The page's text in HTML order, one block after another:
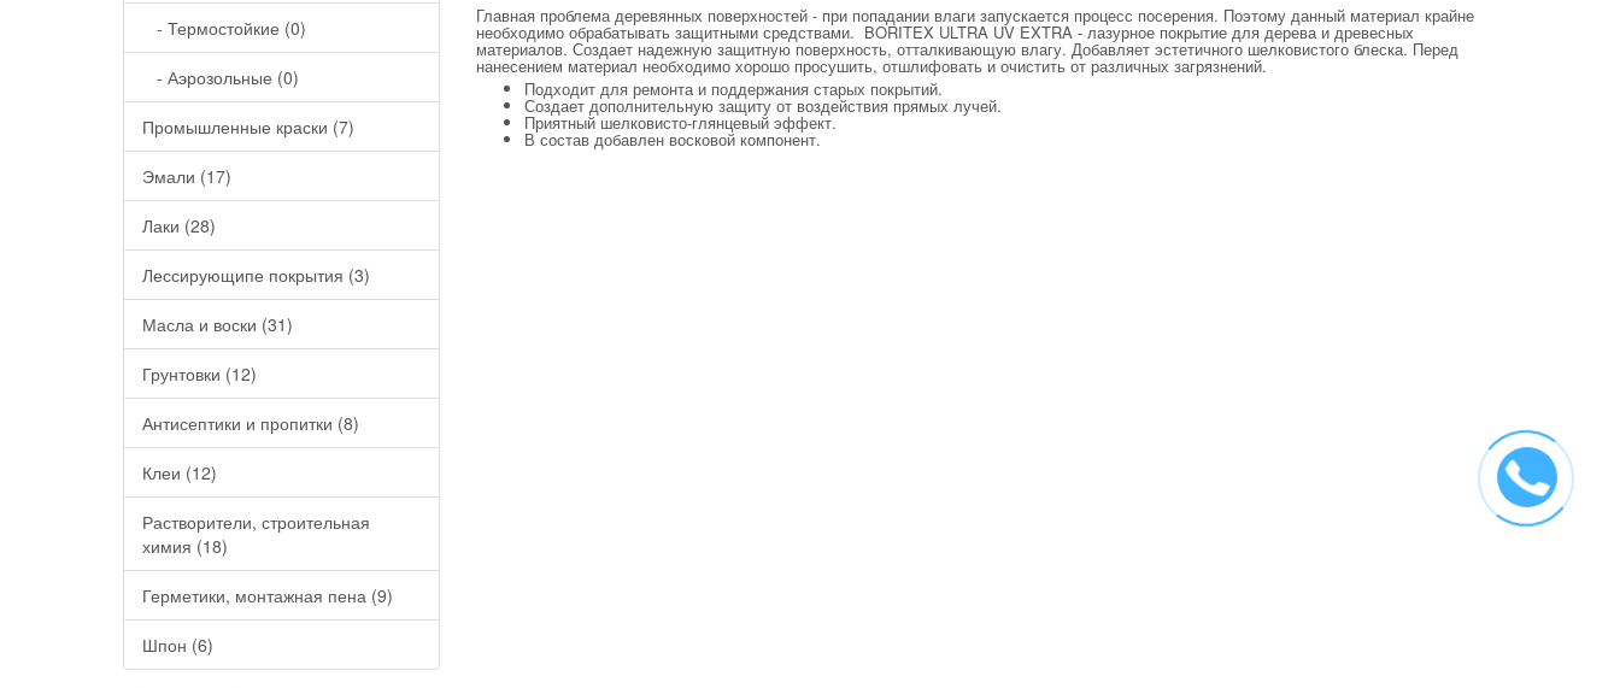
- Термостойкие (0)
- Аэрозольные (0)
Промышленные краски (7)
Эмали (17)
Лаки (28)
Лессирующипе покрытия (3)
Масла и воски (31)
Грунтовки (12)
Антисептики и пропитки (8)
Клеи (12)
Растворители, строительная
химия (18)
Герметики, монтажная пена (9)
Шпон (6)
Главная проблема деревянных поверхностей - при попадании влаги запускается процесс посерения. Поэтому данный материал крайне
необходимо обрабатывать защитными средствами. BORITEX ULTRA UV EXTRA - лазурное покрытие для дерева и древесных
материалов. Создает надежную защитную поверхность, отталкивающую влагу. Добавляет эстетичного шелковистого блеска. Перед
нанесением материал необходимо хорошо просушить, отшлифовать и очистить от различных загрязнений.
Подходит для ремонта и поддержания старых покрытий.
Создает дополнительную защиту от воздействия прямых лучей.
Приятный шелковисто-глянцевый эффект.
В состав добавлен восковой компонент.